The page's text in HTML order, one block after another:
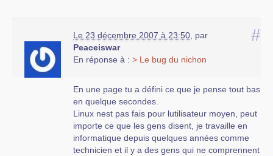
#
Le 23 décembre 2007 à 23:50 par
Peaceiswar
En réponse à : > Le bug du nichon
En une page tu a défini ce que je pense tout bas
en quelque secondes.
Linux nest pas fais pour lutilisateur moyen, peut
importe ce que les gens disent, je travaille en
informatique depuis quelques années comme
technicien et il y a des gens qui ne comprennent